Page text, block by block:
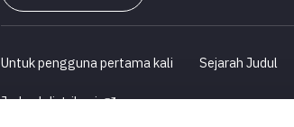
Untuk pengguna pertama kali Sejarah Judul
Jadwal distribusi